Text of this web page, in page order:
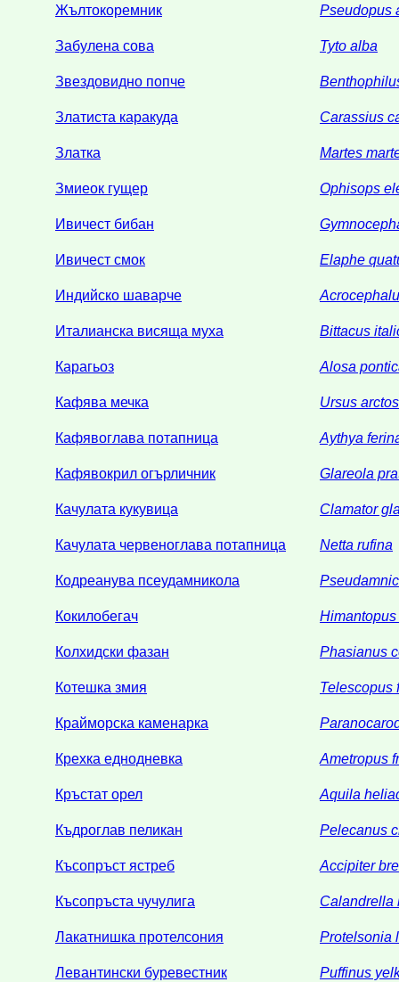
Жълтокоремник Pseudopus
Забулена сова Tyto alba
Звездовидно попче
Златиста каракуда Carassius
Златка Martes
Змиеок гущер Ophisops
Ивичест бибан
Ивичест смок Elaphe
Индийско шаварче
Италианска висяща муха Bittacus
Карагьоз Alosa
Кафява мечка Ursus arctos
Кафявоглава потапница Aythya
Кафявокрил огърличник Glareola
Качулата кукувица Clamator
Качулата червеноглава потапница Netta rufina
Кодреанува псеудамникола
Кокилобегач
Колхидски фазан Phasianus
Котешка змия Telescopus
Крайморска каменарка
Крехка еднодневка Ametropus
Кръстат орел Aquila
Къдроглав пеликан Pelecanus
Късопръст ястреб Accipiter
Късопръста чучулига Calandrella
Лакатнишка протелсония Protelsonia
Левантински буревестник Puffinus